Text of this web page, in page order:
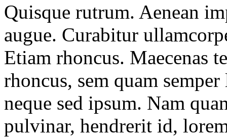
Quisque rutrum. Aenean
augue. Curabitur
Etiam rhoncus. Maecenas
rhoncus, sem quam
neque sed ipsum. Nam
pulvinar, hendrerit id,